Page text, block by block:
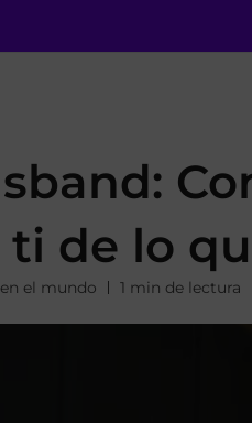
ti de lo
el mundo 1 min de lectura